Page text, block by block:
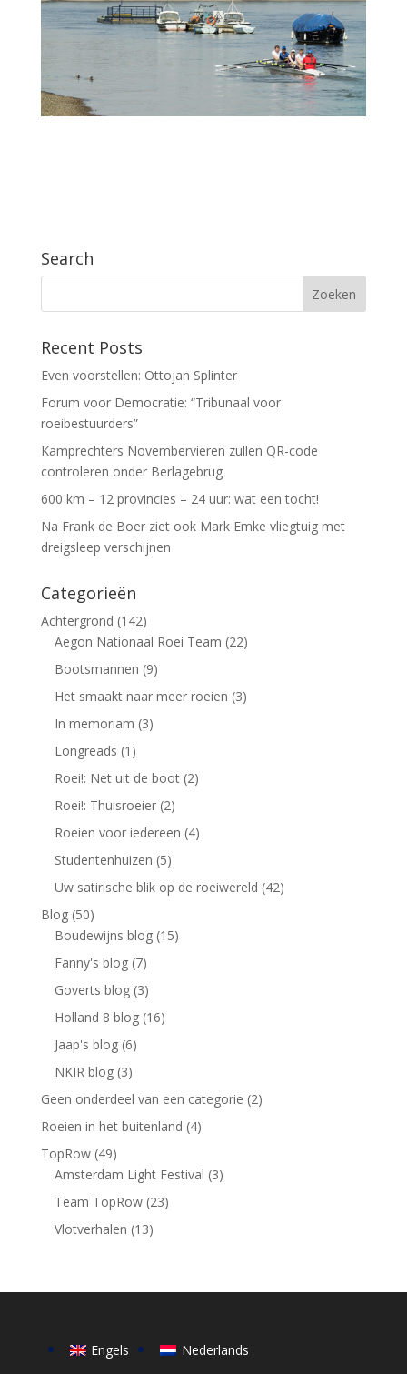
Search
Recent Posts
Even voorstellen: Ottojan Splinter
Forum voor Democratie: “Tribunaal voor
roeibestuurders”
Kamprechters Novembervieren zullen QR-code
controleren onder Berlagebrug
600 km – 12 provincies – 24 uur: wat een tocht!
Na Frank de Boer ziet ook Mark Emke vliegtuig met
dreigsleep verschijnen
Categorieën
Achtergrond (142)
Aegon Nationaal Roei Team (22)
Bootsmannen (9)
Het smaakt naar meer roeien (3)
In memoriam (3)
Longreads (1)
Roei!: Net uit de boot(2)
Roei!: Thuisroeier(2)
Roeien voor iedereen (4)
Studentenhuizen (5)
Uw satirische blik op de roeiwereld (42)
Blog(50)
Boudewijns blog(15)
Fanny's blog(7)
Goverts blog(3)
Holland 8 blog(16)
Jaap's blog(6)
NKIR blog(3)
Geen onderdeel van een categorie (2)
Roeien in het buitenland (4)
TopRow(49)
Amsterdam Light Festival (3)
Team TopRow(23)
Vlotverhalen (13)
Engels Nederlands